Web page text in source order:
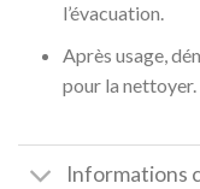
l’évacuation.
Après usage,
pour la nettoyer.
Informations